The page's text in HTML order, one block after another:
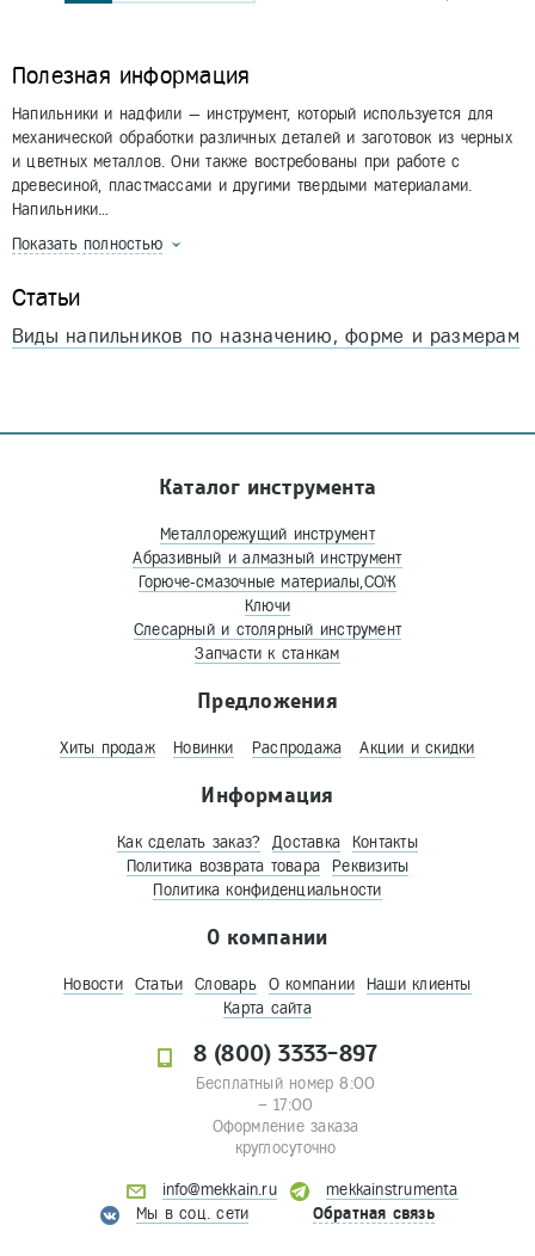
Полезная информация
Напильники и надфили — инструмент, который используется для
механической обработки различных деталей и заготовок из черных
и цветных металлов. Они также востребованы при работе с
древесиной, пластмассами и другими твердыми материалами.
Напильники…
Показать полностью
Статьи
Виды напильников по назначению, форме и размерам
Каталог инструмента
Металлорежущий инструмент
Абразивный и алмазный инструмент
Горюче-смазочные материалы,СОЖ
Ключи
Слесарный и столярный инструмент
Запчасти к станкам
Предложения
Хиты продаж Новинки Распродажа Акции и скидки
Информация
Как сделать заказ? Доставка
Контакты
Политика возврата товара
Реквизиты
Политика конфиденциальности
О компании
Новости Статьи Словарь О компании
Наши клиенты
Карта сайта
8 (800) 3333-897
Бесплатный номер 8:00
– 17:00
Оформление заказа
круглосуточно
info@mekkain.ru
mekkainstrumenta
Мы в соц. сети
Обратная связь